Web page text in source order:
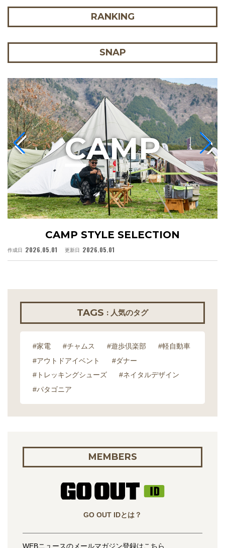
RANKING
SNAP
CAMP STYLE SELECTION
作成日 2026.05.01 更新日 2026.05.01
CAMP
TAGS : 人気のタグ
#家電 #チャムス #遊歩倶楽部
#軽自動車
#アウトドアイベント
#ダナー
#トレッキングシューズ
#ネイタルデザイン
#パタゴニア
MEMBERS
GO OUT IDとは？
WEBニュースのメールマガジン登録はこちら